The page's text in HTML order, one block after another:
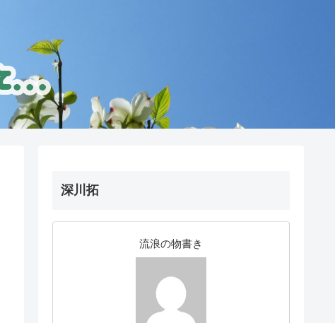
深川拓
流浪の物書き